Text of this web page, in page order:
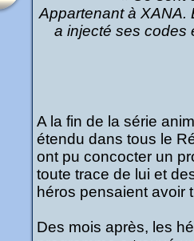
Appartenant à XANA.
a injecté ses codes
A la fin de la série
étendu dans tous le
ont pu concocter un
toute trace de lui et
héros pensaient avoir
Des mois après, les